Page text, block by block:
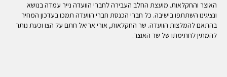
האוצר והחקלאות. מועצת החלב העבירה לחברי הוועדה נייר עמדה בנושא
ונציגינו השתתפו בישיבה. כל חברי הכנסת חברי הוועדה תמכו בעדכון המחיר
בהתאם להמלצות הוועדה. שר החקלאות, אורי אריאל חתם על הצו וכעת נותר
להמתין לחתימתו של שר האוצר.